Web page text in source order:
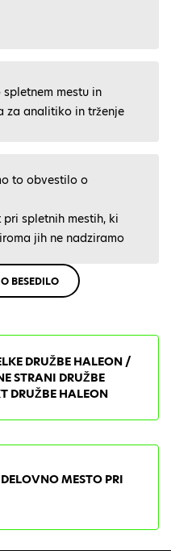
mestu in
za analitiko in trženje
to obvestilo o
spletnih mestih, ki
jih ne nadziramo
BESEDILO
DRUŽBE HALEON /
STRANI DRUŽBE
DRUŽBE HALEON
MESTO PRI